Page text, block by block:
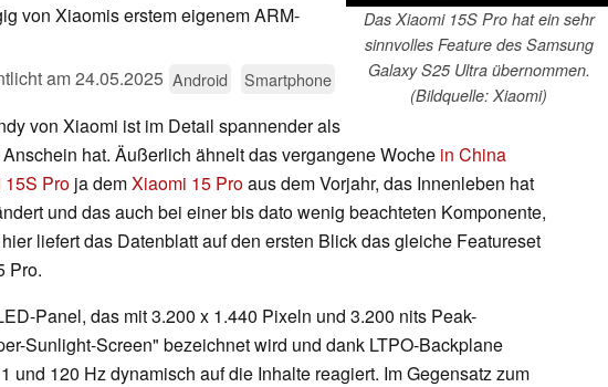
Das Xiaomi 15S Pro hat ein sehr
sinnvolles Feature des Samsung
Galaxy S25 Ultra übernommen.
(Bildquelle: Xiaomi)
von Xiaomis erstem eigenem ARM-
am24.05.2025 Android Smartphone
von Xiaomi ist im Detail spannender als
hat. Äußerlich ähnelt das vergangene Woche in China
Pro ja demXiaomi 15 Proaus dem Vorjahr, das Innenleben hat
und das auch bei einer bis dato wenig beachteten Komponente,
liefert das Datenblatt auf den ersten Blick das gleiche Featureset
Pro.
Panel, das mit 3.200 x 1.440 Pixeln und 3.200 nits Peak-
Sunlight-Screen" bezeichnet wird und dank LTPO-Backplane
und 120 Hz dynamisch auf die Inhalte reagiert. Im Gegensatz zum